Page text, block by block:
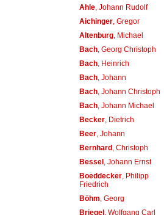
Ahle, Johann Rudolf
Aichinger, Gregor
Altenburg, Michael
Bach, Georg Christoph
Bach, Heinrich
Bach, Johann
Bach, Johann Christoph
Bach, Johann Michael
Becker, Dietrich
Beer, Johann
Bernhard, Christoph
Bessel, Johann Ernst
Boeddecker, Philipp
Friedrich
Böhm , Georg
Briegel, Wolfgang Carl